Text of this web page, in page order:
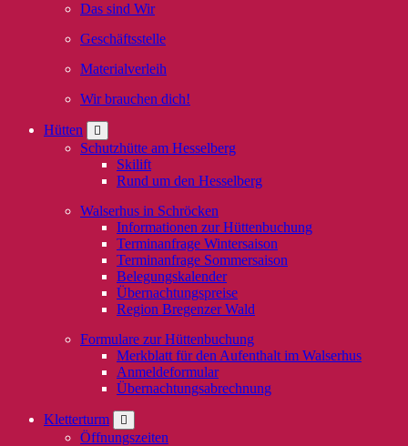
Das sind Wir
Geschäftsstelle
Materialverleih
Wir brauchen dich!
Hütten
Schutzhütte am Hesselberg
Skilift
Rund um den Hesselberg
Walserhus in Schröcken
Informationen zur Hüttenbuchung
Terminanfrage Wintersaison
Terminanfrage Sommersaison
Belegungskalender
Übernachtungspreise
Region Bregenzer Wald
Formulare zur Hüttenbuchung
Merkblatt für den Aufenthalt im Walserhus
Anmeldeformular
Übernachtungsabrechnung
Kletterturm
Öffnungszeiten